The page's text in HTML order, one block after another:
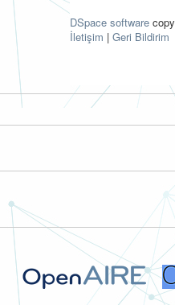
DSpace software
İletişim | Geri Bildirim